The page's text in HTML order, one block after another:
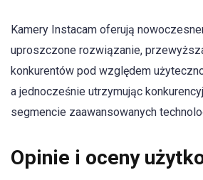
Kamery Instacam oferują
uproszczone rozwiązanie,
konkurentów pod względem
a jednocześnie utrzymując
segmencie zaawansowanych
Opinie i oceny